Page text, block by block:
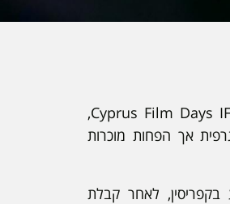
פסטיבל קולנוע דרום, בשיתוף פרויקט הקולנוע הישראלי של קרן רבינוביץ לאמנויות ו-Cyprus Film Days IFF,
אך הפחות מוכרות
הקולנוע בקפריסין, לאחר קבלת